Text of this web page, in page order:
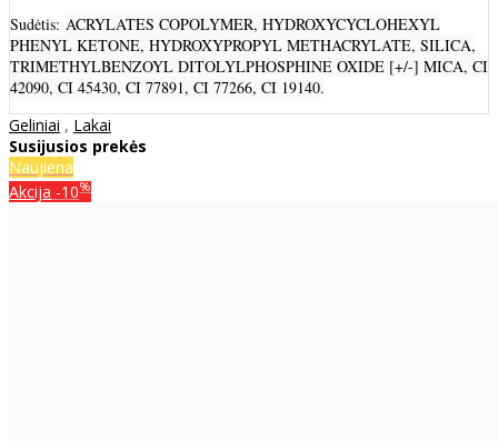
Sudėtis: ACRYLATES COPOLYMER, HYDROXYCYCLOHEXYL
PHENYL KETONE, HYDROXYPROPYL METHACRYLATE, SILICA,
TRIMETHYLBENZOYL DITOLYLPHOSPHINE OXIDE [+/-] MICA, CI
42090, CI 45430, CI 77891, CI 77266, CI 19140.
Geliniai , Lakai
Susijusios prekės
Naujiena
Akcija -10%